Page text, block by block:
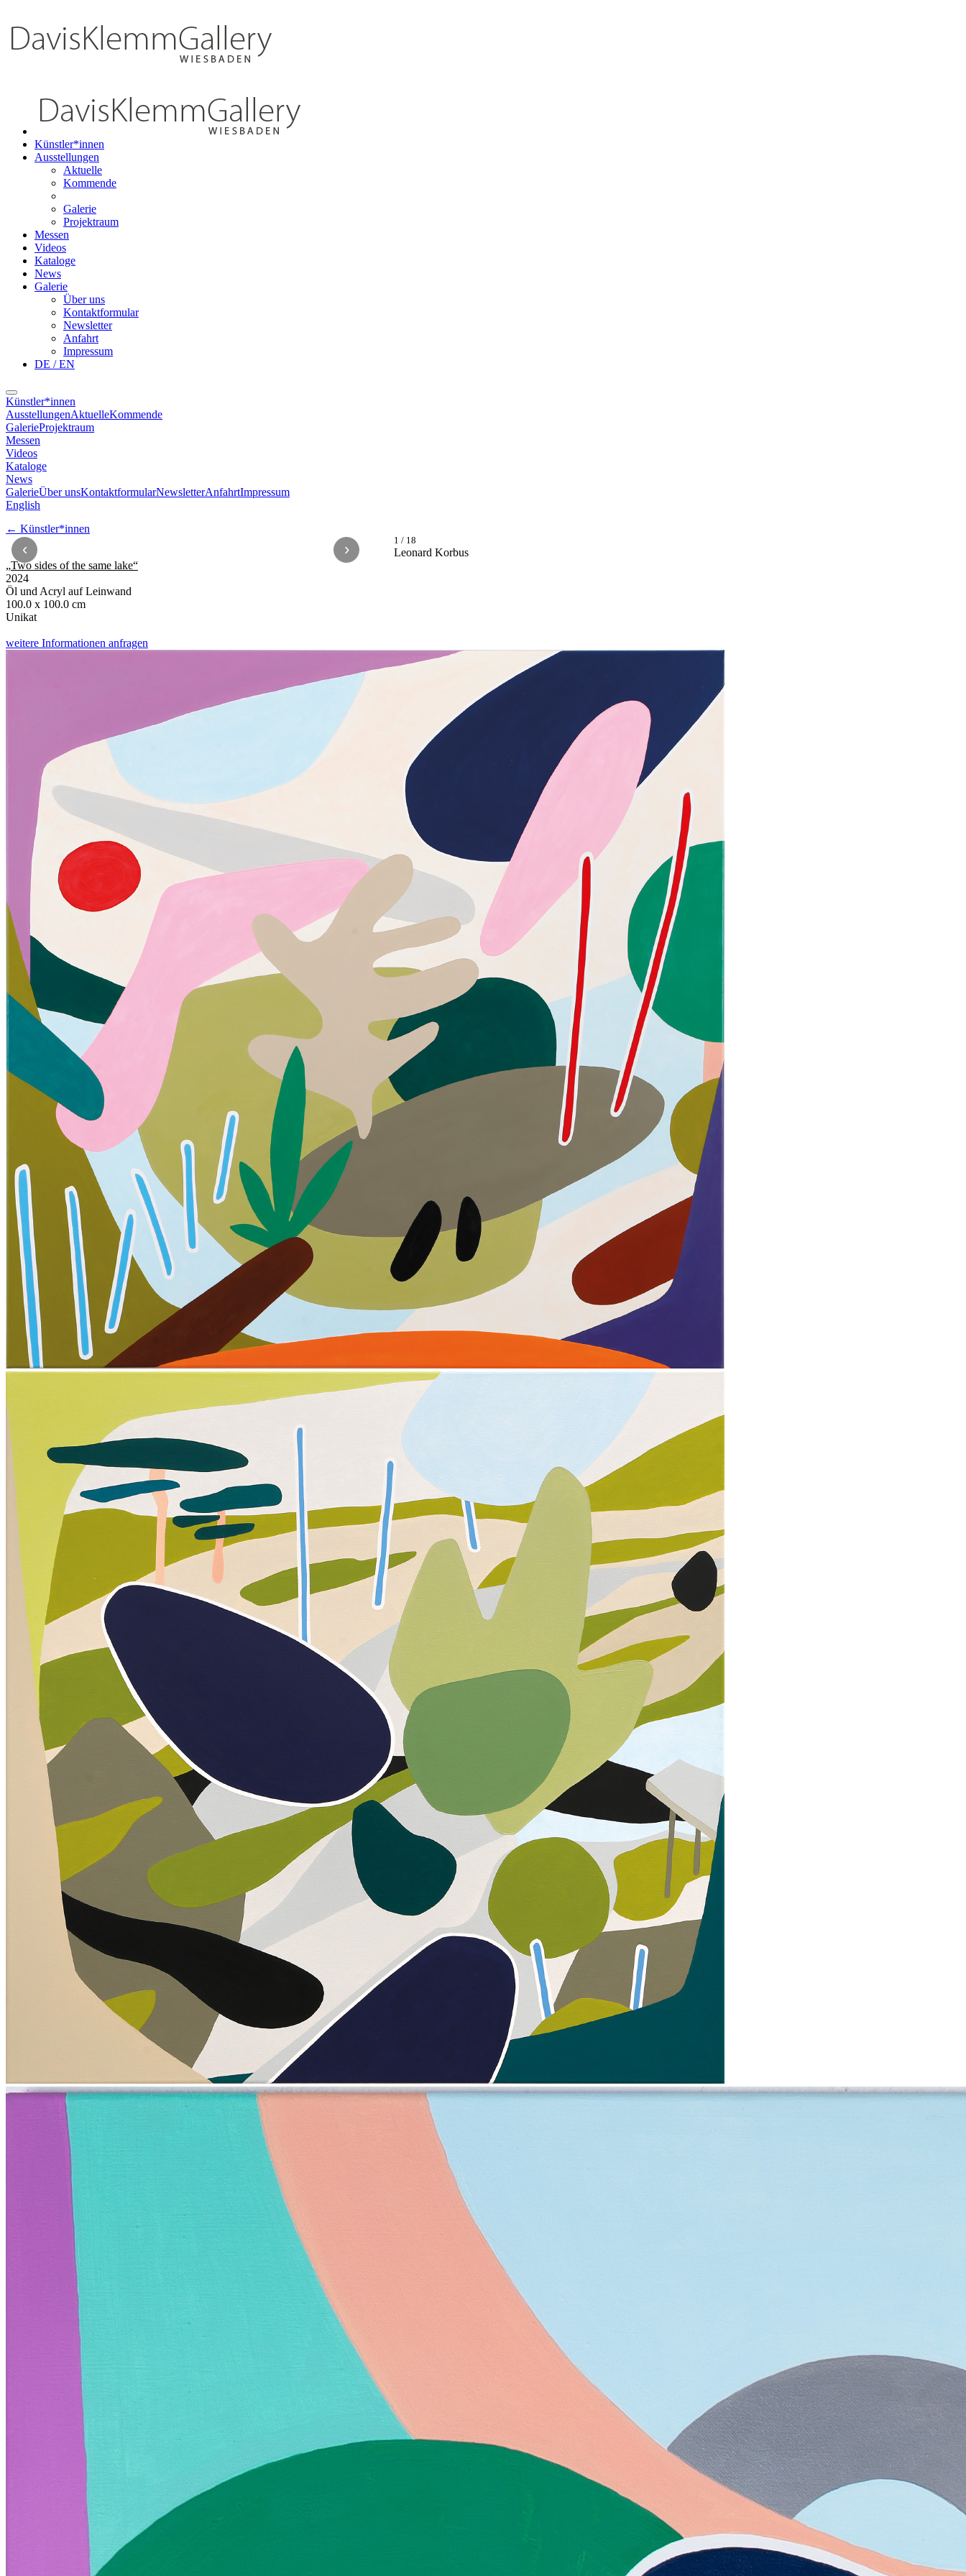
Künstler*innen
Ausstellungen
Aktuelle
Kommende
Galerie
Projektraum
Messen
Videos
Kataloge
News
Galerie
Über uns
Kontaktformular
Newsletter
Anfahrt
Impressum
DE / EN
Künstler*innen
AusstellungenAktuelleKommende
GalerieProjektraum
Messen
Videos
Kataloge
News
GalerieÜber unsKontaktformularNewsletterAnfahrtImpressum
English
← Künstler*innen
‹ › 1 / 18
Leonard Korbus
„Two sides of the same lake“
2024
Öl und Acryl auf Leinwand
100.0 x 100.0 cm
Unikat
weitere Informationen anfragen